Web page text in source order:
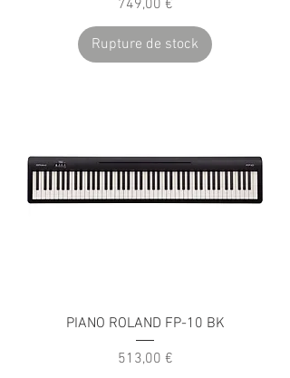
749,00 €
Rupture de stock
PIANO ROLAND FP-10 BK
Prix
513,00 €